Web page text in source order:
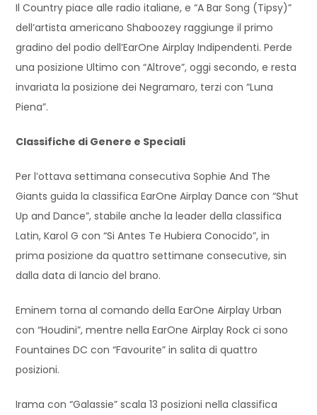
Il Country piace alle radio italiane, e “A Bar Song (Tipsy)”
dell’artista americano Shaboozey raggiunge il primo
gradino del podio dell’EarOne Airplay Indipendenti.Perde
una posizione Ultimo con “Altrove”, oggi secondo, e resta
invariata la posizione dei Negramaro, terzi con “Luna
Piena”.
Classifiche di Genere e Speciali
Per l’ottava settimana consecutiva Sophie And The
Giants guida la classifica EarOne Airplay Dance con “Shut
Up and Dance”, stabile anche la leader della classifica
Latin, Karol G con “Si Antes Te Hubiera Conocido”, in
prima posizione da quattro settimane consecutive,sin
dalla data di lancio del brano.
Eminem torna al comando della EarOne Airplay Urban
con “Houdini”, mentre nella EarOne Airplay Rock ci sono
Fountaines DC con “Favourite” in salita di quattro
posizioni.
Irama con “Galassie” scala 13 posizioni nella classifica